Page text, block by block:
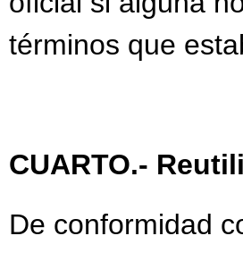
términos que
CUARTO.-
De conformidad